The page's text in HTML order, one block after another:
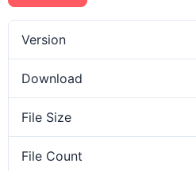
Version
Download
File Size
File Count